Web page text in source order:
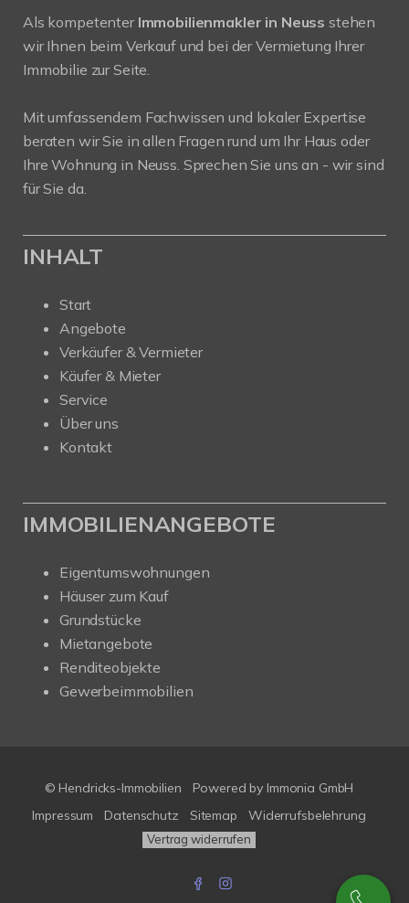
Als kompetenter Immobilienmakler in Neuss stehen
wir Ihnen beim Verkauf und bei der Vermietung Ihrer
Immobilie zur Seite.
Mit umfassendem Fachwissen und lokaler Expertise
beraten wir Sie in allen Fragen rund um Ihr Haus oder
Ihre Wohnung in Neuss. Sprechen Sie uns an - wir sind
für Sie da.
INHALT
Start
Angebote
Verkäufer & Vermieter
Käufer & Mieter
Service
Über uns
Kontakt
IMMOBILIENANGEBOTE
Eigentumswohnungen
Häuser zum Kauf
Grundstücke
Mietangebote
Renditeobjekte
Gewerbeimmobilien
© Hendricks-Immobilien
Powered by Immonia GmbH
Impressum
Datenschutz Sitemap Widerrufsbelehrung
Vertrag widerrufen